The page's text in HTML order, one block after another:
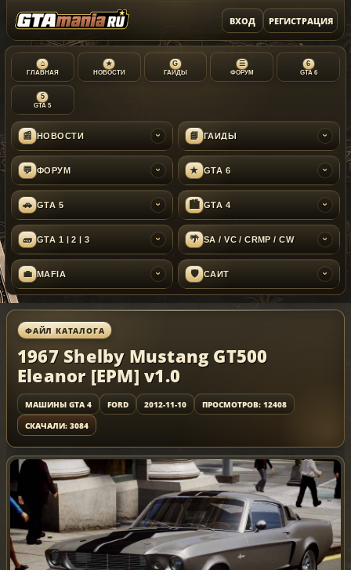
ВХОД РЕГИСТРАЦИЯ
⌂
ГЛАВНАЯ
★
НОВОСТИ
G
ГАЙДЫ
☰
ФОРУМ
6
GTA 6
5
GTA 5
📰 НОВОСТИ › 📘 ГАЙДЫ ›
💬 ФОРУМ › ★ GTA 6 ›
🚗 GTA 5 › 🏙 GTA 4 ›
🧱 GTA 1 | 2 | 3 › 🌴 SA / VC / CRMP / CW ›
💼 MAFIA › 🛡 САЙТ ›
ФАЙЛ КАТАЛОГА
1967 Shelby Mustang GT500
Eleanor [EPM] v1.0
МАШИНЫ GTA 4 FORD 2012-11-10
ПРОСМОТРОВ: 12408
СКАЧАЛИ: 3084